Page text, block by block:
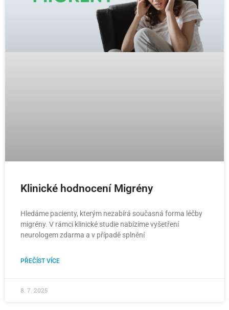
Klinické hodnocení Migrény
Hledáme pacienty, kterým nezabírá současná forma léčby
migrény. V rámci klinické studie nabízíme vyšetření
neurologem zdarma a v případě splnění
PŘEČÍST VÍCE
8. 7. 2025